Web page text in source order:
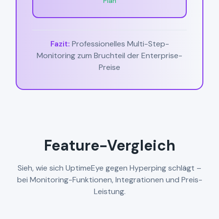
Fazit: Professionelles Multi-Step-
Monitoring zum Bruchteil der Enterprise-
Preise
Feature-Vergleich
Sieh, wie sich UptimeEye gegen Hyperping schlägt –
bei Monitoring-Funktionen, Integrationen und Preis-
Leistung.